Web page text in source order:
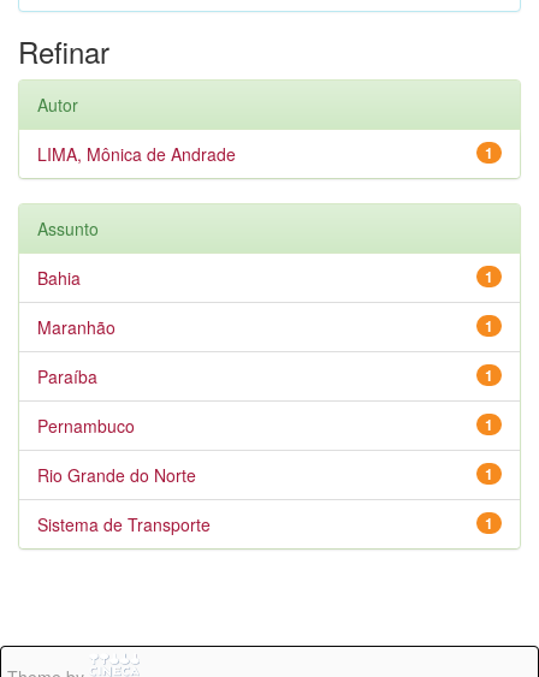
Refinar
Autor
1
LIMA, Mônica de Andrade
Assunto
1
Bahia
1
Maranhão
1
Paraíba
1
Pernambuco
1
Rio Grande do Norte
1
Sistema de Transporte